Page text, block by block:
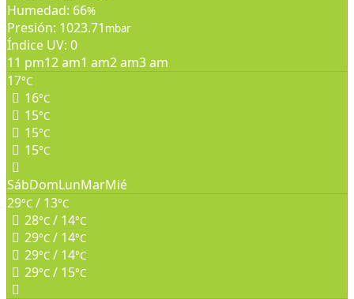
Humedad: 66%
Presión: 1023.71 mbar
Índice UV: 0
11 pm12 am1 am2 am3 am
17°C
16°C
15°C
15°C
15°C
SábDomLunMarMié
29°C / 13°C
28°C / 14°C
29°C / 14°C
29°C / 14°C
29°C / 15°C